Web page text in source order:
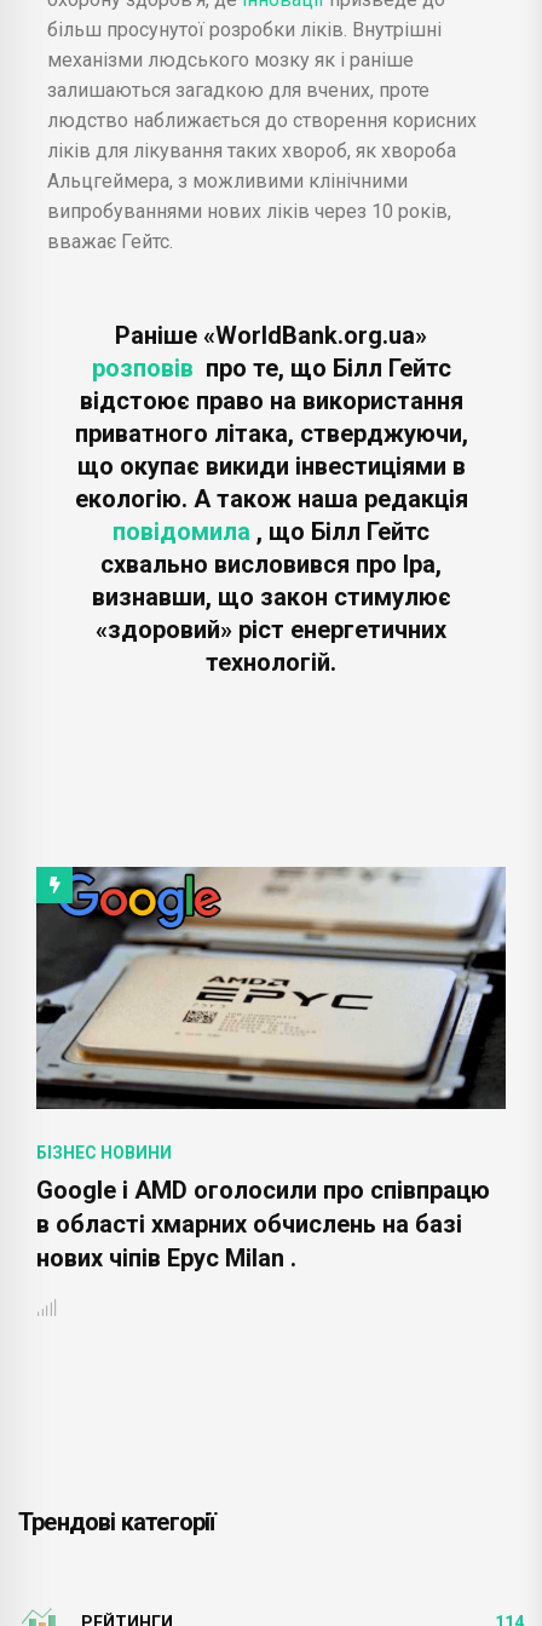
більш просунутої розробки ліків. Внутрішні
механізми людського мозку як і раніше
залишаються загадкою для вчених, проте
людство наближається до створення корисних
ліків для лікування таких хвороб, як хвороба
Альцгеймера, з можливими клінічними
випробуваннями нових ліків через 10 років,
вважає Гейтс.
Раніше «WorldBank.org.ua»
розповів про те, що Білл Гейтс
відстоює право на використання
приватного літака, стверджуючи,
що окупає викиди інвестиціями в
екологію. А також наша редакція
повідомила , що Білл Гейтс
схвально висловився про Іра,
визнавши, що закон стимулює
«здоровий» ріст енергетичних
технологій.
БІЗНЕС НОВИНИ
Google і AMD оголосили про співпрацю
в області хмарних обчислень на базі
нових чіпів Epyc Milan .
Трендові категорії
РЕЙТИНГИ 114